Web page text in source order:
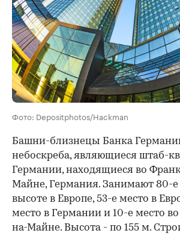
Фото: Depositphotos/Hackman
Башни-близнецы Банка
небоскреба, являющиеся штаб-
Германии, находящиеся во
Майне, Германия. Занимают 80-е
высоте в Европе, 53-е место в
место в Германии и 10-е место
на-Майне. Высота - по 155 м.